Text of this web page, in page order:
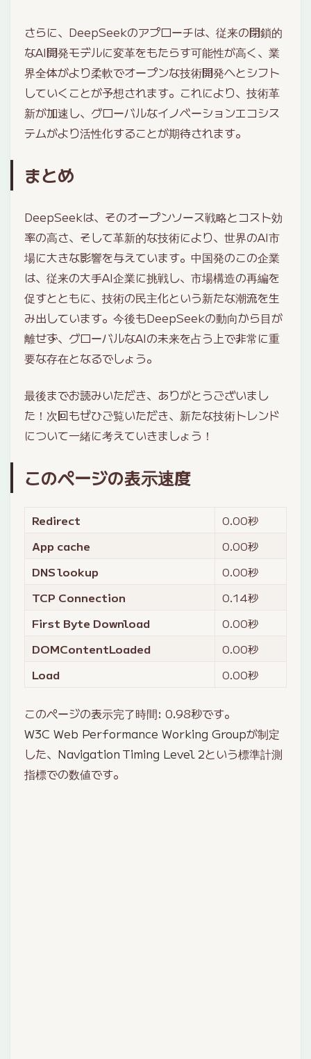
さらに、DeepSeekのアプローチは、従来の閉鎖的
なAI開発モデルに変革をもたらす可能性が高く、業
界全体がより柔軟でオープンな技術開発へとシフト
していくことが予想されます。これにより、技術革
新が加速し、グローバルなイノベーションエコシス
テムがより活性化することが期待されます。
まとめ
DeepSeekは、そのオープンソース戦略とコスト効
率の高さ、そして革新的な技術により、世界のAI市
場に大きな影響を与えています。中国発のこの企業
は、従来の大手AI企業に挑戦し、市場構造の再編を
促すとともに、技術の民主化という新たな潮流を生
み出しています。今後もDeepSeekの動向から目が
離せず、グローバルなAIの未来を占う上で非常に重
要な存在となるでしょう。
最後までお読みいただき、ありがとうございまし
た！次回もぜひご覧いただき、新たな技術トレンド
について一緒に考えていきましょう！
このページの表示速度
Redirect 0.00秒
App cache
0.00秒
DNS lookup
0.00秒
TCP Connection
0.14秒
First Byte Download
0.00秒
DOMContentLoaded
0.00秒
Load
0.00秒
このページの表示完了時間: 0.98秒です。
W3C Web Performance Working Groupが制定
した、 Navigation Timing Level 2という標準計測
指標での数値です。